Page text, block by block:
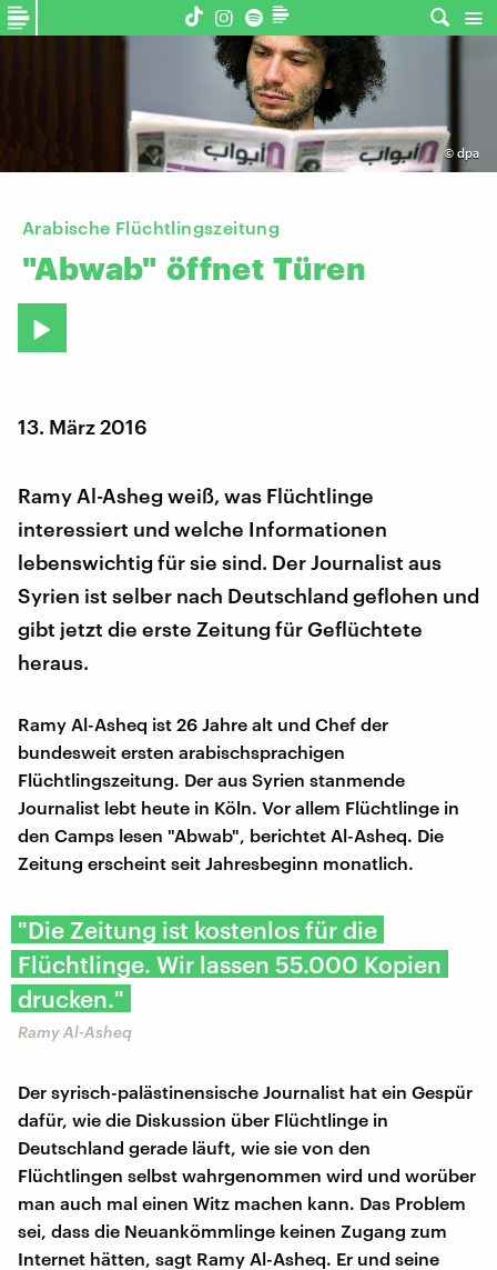
© dpa
Arabische Flüchtlingszeitung
"Abwab" öffnet Türen
13. März 2016
Ramy Al-Asheg weiß, was Flüchtlinge
interessiert und welche Informationen
lebenswichtig für sie sind. Der Journalist aus
Syrien ist selber nach Deutschland geflohen und
gibt jetzt die erste Zeitung für Geflüchtete
heraus.
Ramy Al-Asheq ist 26 Jahre alt und Chef der
bundesweit ersten arabischsprachigen
Flüchtlingszeitung. Der aus Syrien stanmende
Journalist lebt heute in Köln. Vor allem Flüchtlinge in
den Camps lesen "Abwab", berichtet Al-Asheq. Die
Zeitung erscheint seit Jahresbeginn monatlich.
"Die Zeitung ist kostenlos für die
Flüchtlinge. Wir lassen 55.000 Kopien
drucken."
Ramy Al-Asheq
Der syrisch-palästinensische Journalist hat ein Gespür
dafür, wie die Diskussion über Flüchtlinge in
Deutschland gerade läuft, wie sie von den
Flüchtlingen selbst wahrgenommen wird und worüber
man auch mal einen Witz machen kann. Das Problem
sei, dass die Neuankömmlinge keinen Zugang zum
Internet hätten, sagt Ramy Al-Asheq. Er und seine